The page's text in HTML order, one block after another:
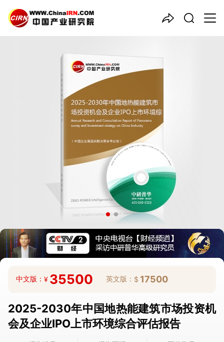
中文版： ¥ 35500 英文版： $ 17500
2025-2030年中国地热能建筑市场投资机
会及企业IPO上市环境综合评估报告
中国产业咨询领导者
筑市场投资机会及企业IPO上
市环境综合评估报告
品质保障，一年免费更新维护
报告编号：1913085
出版日期：2024年12月
《2025-2030年中国地热能建筑市场投资机会及企业IPO上市环境
综合评估报告》由中研普华地热能建筑行业分析专家领衔撰写，主
要分析了地热能建筑行业的市场规模、发展现状与投资前景，同时
对地热能建筑行业的未来发展做出科学的趋势预测和专业的地热能
建筑行业数据分析，帮助客户评估地热能建筑行业投资价值。
26年研究经验，深度洞察行业驱动力
多元化、高学历的实战型精英团队